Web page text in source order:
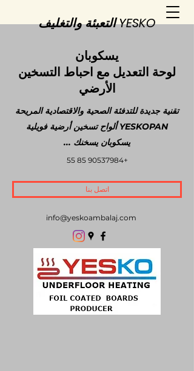
YESKO التعبئة والتغليف
يسكوبان
لوحة التعديل مع احباط التسخين
الأرضي
تقنية جديدة للتدفئة الصحية والاقتصادية المريحة
YESKOPAN ألواح تسخين أرضية فويلية
يسكوبان يسخنك ...
+90537984 85 55
اتصل بنا
info@yeskoambalaj.com